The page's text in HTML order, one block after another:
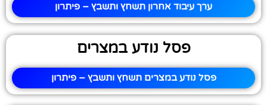
ערך עיבוד אחרון תשחץ ותשבץ – פיתרון
פסל נודע במצרים
פסל נודע במצרים תשחץ ותשבץ – פיתרון